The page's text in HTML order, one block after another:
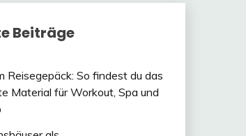
Beiträge
Reisegepäck: So findest du das
Material für Workout, Spa und